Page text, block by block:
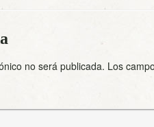
no será publicada. Los